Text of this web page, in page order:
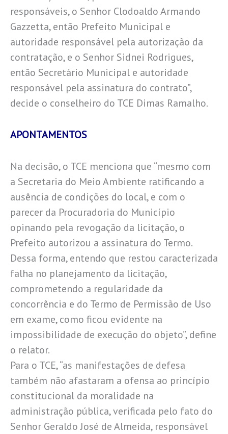
responsáveis, o Senhor Clodoaldo Armando
Gazzetta, então Prefeito Municipal e
autoridade responsável pela autorização da
contratação, e o Senhor Sidnei Rodrigues,
então Secretário Municipal e autoridade
responsável pela assinatura do contrato”,
decide o conselheiro do TCE Dimas Ramalho.
APONTAMENTOS
Na decisão, o TCE menciona que “mesmo com
a Secretaria do Meio Ambiente ratificando a
ausência de condições do local, e com o
parecer da Procuradoria do Município
opinando pela revogação da licitação, o
Prefeito autorizou a assinatura do Termo.
Dessa forma, entendo que restou caracterizada
falha no planejamento da licitação,
comprometendo a regularidade da
concorrência e do Termo de Permissão de Uso
em exame, como ficou evidente na
impossibilidade de execução do objeto”, define
o relator.
Para o TCE, “as manifestações de defesa
também não afastaram a ofensa ao princípio
constitucional da moralidade na
administração pública, verificada pelo fato do
Senhor Geraldo José de Almeida, responsável